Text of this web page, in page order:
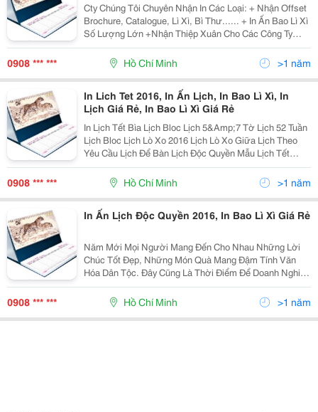
Cty Chúng Tôi Chuyên Nhận In Các Loại: + Nhận Offset
Brochure, Catalogue, Lì Xì, Bì Thư...... + In Ấn Bao Lì Xì
Số Lượng Lớn +Nhận Thiệp Xuân Cho Các Công Ty
+Túi Quà Tặng Tết Rất Hân Hạnh Được Phục Vụ. Vui
Lòng Liên Hệ: 0908
0908 *** *** Hồ Chí Minh >1 năm
In Lich Tet 2016, In Ấn Lịch, In Bao Lì Xì, In
Lịch Giá Rẻ, In Bao Lì Xì Giá Rẻ
In Lịch Tết Bìa Lịch Bloc Lịch 5&Amp;7 Tờ Lịch 52 Tuần
Lịch Bloc Lịch Lò Xo 2016 Lịch Lò Xo Giữa Lịch Theo
Yêu Cầu Lịch Để Bàn Lịch Độc Quyền Mẫu Lịch Tết
2014 Sổ Tay Agenda Mẫu Có Sẵn Sổ Tay Độc Quyền
Tản Mạn Tết Thiệp &Ndash; Bao Lì Xì Tết Bao L
0908 *** *** Hồ Chí Minh >1 năm
In Ấn Lịch Độc Quyền 2016, In Bao Lì Xì Giá Rẻ
Năm Mới Mọi Người Mang Đến Cho Nhau Những Lời
Chúc Tốt Đẹp, Những Món Quà Mang Đậm Tính Văn
Hóa Dân Tộc. Đây Cũng Là Thời Điểm Để Doanh Nghiệp
Quảng Bá Sản Phẩm Và Thương Hiệu Của Mình Việc
Sử Dụng Lịch Tết Để Làm Quà Tặng Không Những
Mang Những
0908 *** *** Hồ Chí Minh >1 năm